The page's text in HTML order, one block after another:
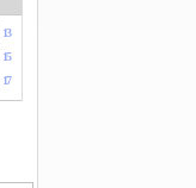
13
15
17